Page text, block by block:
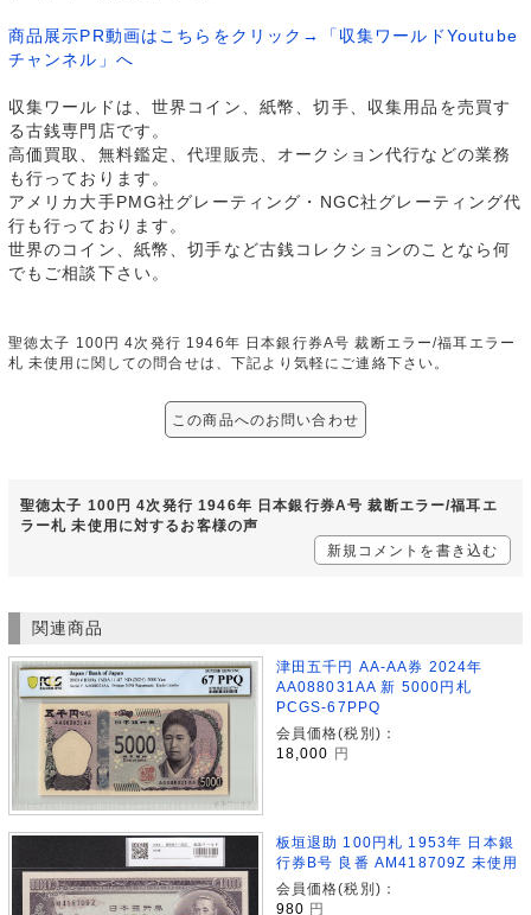
商品展示PR動画はこちらをクリック→「収集ワールドYoutube
チャンネル」へ
収集ワールドは、世界コイン、紙幣、切手、収集用品を売買す
る古銭専門店です。
高価買取、無料鑑定、代理販売、オークション代行などの業務
も行っております。
アメリカ大手PMG社グレーティング・NGC社グレーティング代
行も行っております。
世界のコイン、紙幣、切手など古銭コレクションのことなら何
でもご相談下さい。
聖徳太子 100円 4次発行 1946年 日本銀行券A号 裁断エラー/福耳エラー
札 未使用に関しての問合せは、下記より気軽にご連絡下さい。
この商品へのお問い合わせ
聖徳太子 100円 4次発行 1946年 日本銀行券A号 裁断エラー/福耳エ
ラー札 未使用に対するお客様の声
新規コメントを書き込む
関連商品
津田五千円 AA-AA券 2024年
AA088031AA 新 5000円札
PCGS-67PPQ
会員価格(税別)：
18,000
円
板垣退助 100円札 1953年 日本銀
行券B号 良番 AM418709Z 未使用
会員価格(税別)：
980 円